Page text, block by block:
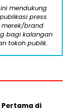
mendukung
press
merek/brand
bagi kalangan
tokoh publik.
Pertama di